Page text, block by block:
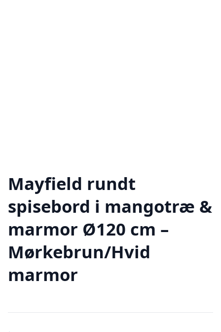
Mayfield rundt
spisebord i mangotræ &
marmor Ø120 cm –
Mørkebrun/Hvid
marmor